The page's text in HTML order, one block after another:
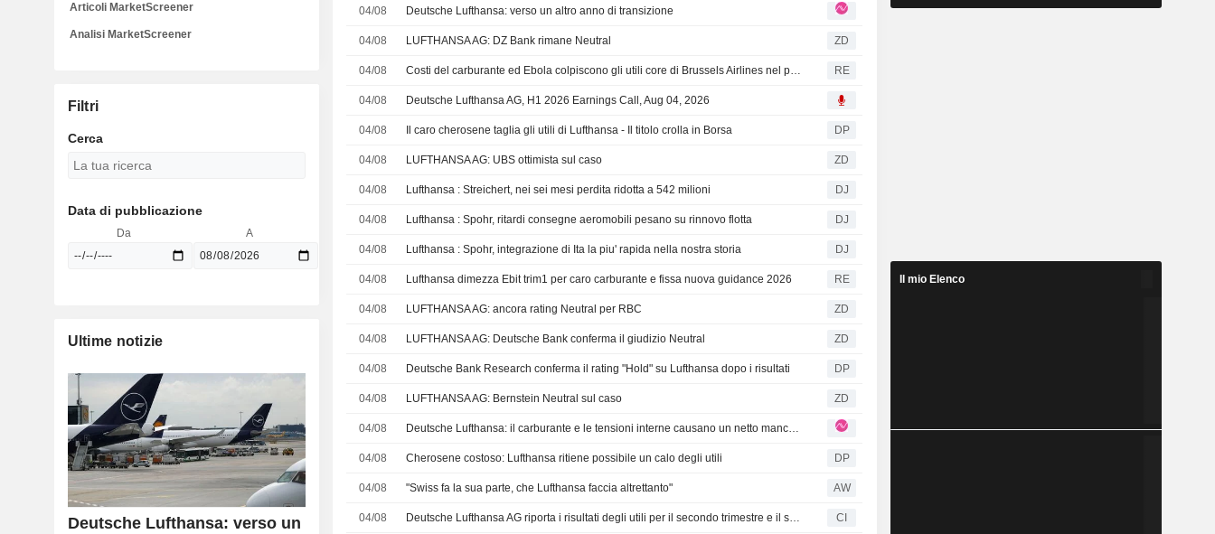
04/08 Deutsche Lufthansa: verso un altro anno di transizione
04/08 LUFTHANSA AG: DZ Bank rimane Neutral ZD
04/08 Costi del carburante ed Ebola colpiscono gli utili core di Brussels Airlines nel primo semestre RE
04/08 Deutsche Lufthansa AG, H1 2026 Earnings Call, Aug 04, 2026
04/08 Il caro cherosene taglia gli utili di Lufthansa - Il titolo crolla in Borsa DP
04/08 LUFTHANSA AG: UBS ottimista sul caso ZD
04/08 Lufthansa : Streichert, nei sei mesi perdita ridotta a 542 milioni DJ
04/08 Lufthansa : Spohr, ritardi consegne aeromobili pesano su rinnovo flotta DJ
04/08 Lufthansa : Spohr, integrazione di Ita la piu' rapida nella nostra storia DJ
04/08 Lufthansa dimezza Ebit trim1 per caro carburante e fissa nuova guidance 2026 RE
04/08 LUFTHANSA AG: ancora rating Neutral per RBC ZD
04/08 LUFTHANSA AG: Deutsche Bank conferma il giudizio Neutral ZD
04/08 Deutsche Bank Research conferma il rating "Hold" su Lufthansa dopo i risultati DP
04/08 LUFTHANSA AG: Bernstein Neutral sul caso ZD
04/08 Deutsche Lufthansa: il carburante e le tensioni interne causano un netto mancato raggiungimento degli obiettivi
04/08 Cherosene costoso: Lufthansa ritiene possibile un calo degli utili DP
04/08 "Swiss fa la sua parte, che Lufthansa faccia altrettanto" AW
04/08 Deutsche Lufthansa AG riporta i risultati degli utili per il secondo trimestre e il semestre conclusosi il 30 giugno 2026 CI
Articoli MarketScreener
Analisi MarketScreener
Filtri
Cerca
Data di pubblicazione
Da A
Ultime notizie
Deutsche Lufthansa: verso un
Il mio Elenco